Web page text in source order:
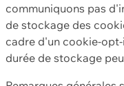
communiquons pas
de stockage des
cadre d'un cookie-
durée de stockage